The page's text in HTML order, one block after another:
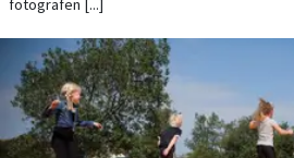
fotografen [...]